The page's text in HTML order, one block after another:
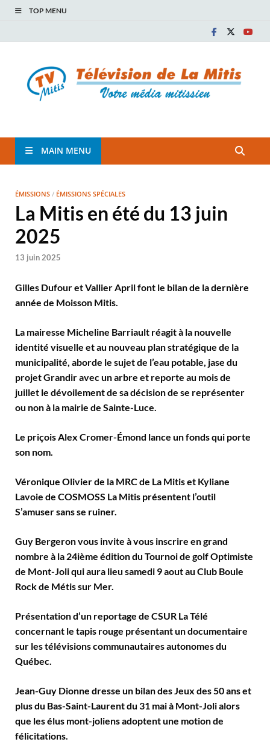
TOP MENU
TVM
MAIN MENU
ÉMISSIONS / ÉMISSIONS SPÉCIALES
La Mitis en été du 13 juin
2025
13 juin 2025
Gilles Dufour et Vallier April font le bilan de la dernière
année de Moisson Mitis.
La mairesse Micheline Barriault réagit à la nouvelle
identité visuelle et au nouveau plan stratégique de la
municipalité, aborde le sujet de l’eau potable, jase du
projet Grandir avec un arbre et reporte au mois de
juillet le dévoilement de sa décision de se représenter
ou non à la mairie de Sainte-Luce.
Le priçois Alex Cromer-Émond lance un fonds qui porte
son nom.
Véronique Olivier de la MRC de La Mitis et Kyliane
Lavoie de COSMOSS La Mitis présentent l’outil
S’amuser sans se ruiner.
Guy Bergeron vous invite à vous inscrire en grand
nombre à la 24ième édition du Tournoi de golf Optimiste
de Mont-Joli qui aura lieu samedi 9 aout au Club Boule
Rock de Métis sur Mer.
Présentation d’un reportage de CSUR La Télé
concernant le tapis rouge présentant un documentaire
sur les télévisions communautaires autonomes du
Québec.
Jean-Guy Dionne dresse un bilan des Jeux des 50 ans et
plus du Bas-Saint-Laurent du 31 mai à Mont-Joli alors
que les élus mont-joliens adoptent une motion de
félicitations.